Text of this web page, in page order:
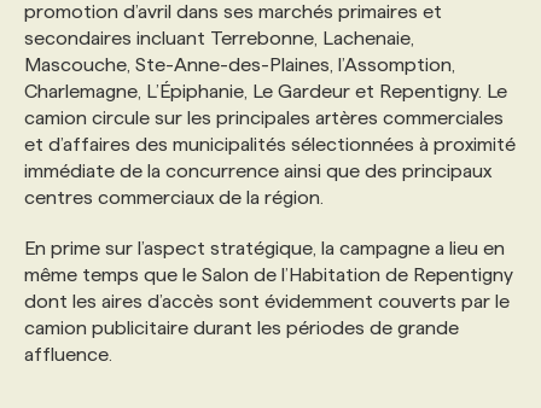
PRIX ET DISTINCTIONS
TENDANCES
GEO/SEO
ÉVÉNEMENTIEL
NOS AUTEUR‧RICES
FAQ
ANNONCEZ AVEC NOUS
FORMATIONS PERSONNALISÉES
NOS FORMATEUR‧RICES
POURQUOI CHOISIR NOS FORMATIONS
NOS TARIFS
PROGRAMMES DE SUBVENTIONS
NOS TARIFS
NOS EXPERTISES
FAQ
ANNONCEZ AVEC NOUS
promotion d’avril dans ses marchés primaires et
secondaires incluant Terrebonne, Lachenaie,
Mascouche, Ste-Anne-des-Plaines, l’Assomption,
Charlemagne, L’Épiphanie, Le Gardeur et Repentigny. Le
camion circule sur les principales artères commerciales
et d’affaires des municipalités sélectionnées à proximité
immédiate de la concurrence ainsi que des principaux
centres commerciaux de la région.
En prime sur l’aspect stratégique, la campagne a lieu en
même temps que le Salon de l’Habitation de Repentigny
dont les aires d’accès sont évidemment couverts par le
camion publicitaire durant les périodes de grande
affluence.